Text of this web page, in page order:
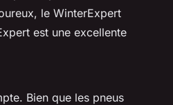
le WinterExpert
est une excellente
Bien que les pneus